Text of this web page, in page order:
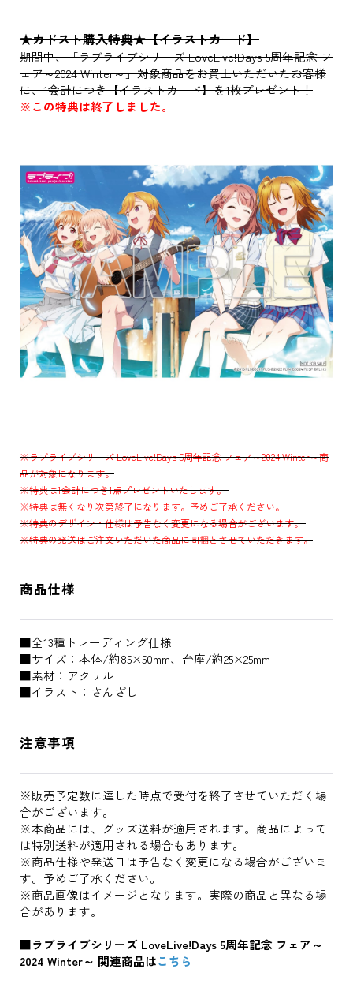
★カドスト購入特典★【イラストカード】
期間中、「ラブライブシリーズ LoveLive!Days 5周年記念 フ
ェア～2024 Winter～」対象商品をお買上いただいたお客様
に、1会計につき【イラストカード】を1枚プレゼント！
※この特典は終了しました。
※ラブライブシリーズ LoveLive!Days 5周年記念 フェア～2024 Winter～商
品が対象になります。
※特典は1会計につき1点プレゼントいたします。
※特典は無くなり次第終了になります。予めご了承ください。
※特典のデザイン・仕様は予告なく変更になる場合がございます。
※特典の発送はご注文いただいた商品に同梱とさせていただきます。
商品仕様
■全13種トレーディング仕様
■サイズ：本体/約85×50mm、台座/約25×25mm
■素材：アクリル
■イラスト：さんざし
注意事項
※販売予定数に達した時点で受付を終了させていただく場
合がございます。
※本商品には、グッズ送料が適用されます。商品によって
は特別送料が適用される場合もあります。
※商品仕様や発送日は予告なく変更になる場合がございま
す。予めご了承ください。
※商品画像はイメージとなります。実際の商品と異なる場
合があります。
■ラブライブシリーズ LoveLive!Days 5周年記念 フェア～
2024 Winter～ 関連商品はこちら